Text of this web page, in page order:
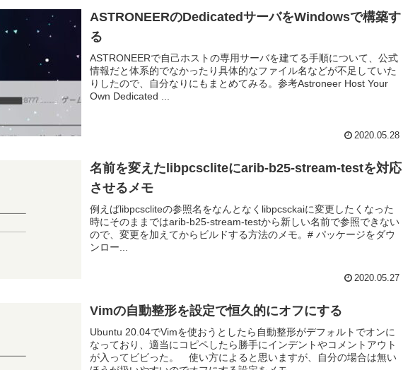
ASTRONEERのDedicatedサーバをWindowsで構築す
る
ASTRONEERで自己ホストの専用サーバを建てる手順について、公式
情報だと体系的でなかったり具体的なファイル名などが不足していた
りしたので、自分なりにもまとめてみる。参考Astroneer Host Your
Own Dedicated ...
2020.05.28
名前を変えたlibpcscliteにarib-b25-stream-testを対応
させるメモ
例えばlibpcscliteの参照名をなんとなくlibpcsckaiに変更したくなった
時にそのままではarib-b25-stream-testから新しい名前で参照できない
ので、変更を加えてからビルドする方法のメモ。# パッケージをダウ
ンロー...
2020.05.27
Vimの自動整形を設定で恒久的にオフにする
Ubuntu 20.04でVimを使おうとしたら自動整形がデフォルトでオンに
なっており、適当にコピペしたら勝手にインデントやコメントアウト
が入ってビビった。 使い方によると思いますが、自分の場合は無い